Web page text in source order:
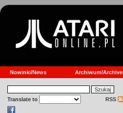
Nowinki/News Archiwum/Archive
Translate to RSS